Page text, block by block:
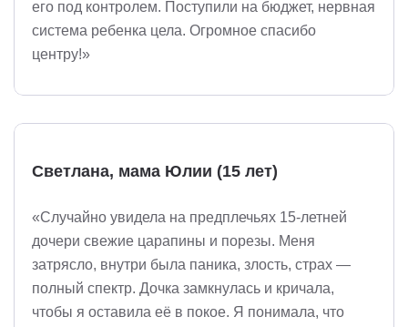
его под контролем. Поступили на бюджет, нервная
система ребенка цела. Огромное спасибо
центру!»
Светлана, мама Юлии (15 лет)
«Случайно увидела на предплечьях 15-летней
дочери свежие царапины и порезы. Меня
затрясло, внутри была паника, злость, страх —
полный спектр. Дочка замкнулась и кричала,
чтобы я оставила её в покое. Я понимала, что